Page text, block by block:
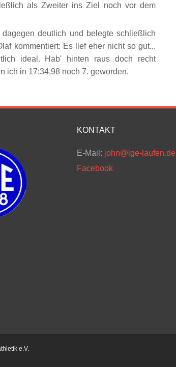
als Zweiter ins Ziel noch vor dem
deutlich und belegte schließlich
kommentiert: Es lief eher nicht so gut...
ideal. Hab' hinten raus doch recht
ich in 17:34,98 noch 7. geworden.
KONTAKT
E-Mail: john@lge-laufen.de
Facebook
e.V.